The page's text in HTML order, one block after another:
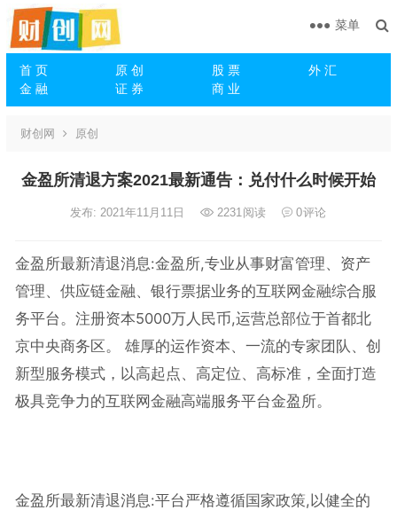
首 页 原 创 股 票
外 汇
金 融
证 券 商 业
菜单
财创网 原创
金盈所清退方案2021最新通告：兑付什么时候开始
发布: 2021年11月11日 2231阅读 0评论
金盈所最新清退消息:金盈所,专业从事财富管理、资产
管理、供应链金融、银行票据业务的互联网金融综合服
务平台。注册资本5000万人民币,运营总部位于首都北
京中央商务区。 雄厚的运作资本、一流的专家团队、创
新型服务模式，以高起点、高定位、高标准，全面打造
极具竞争力的互联网金融高端服务平台金盈所。
金盈所最新清退消息:平台严格遵循国家政策,以健全的